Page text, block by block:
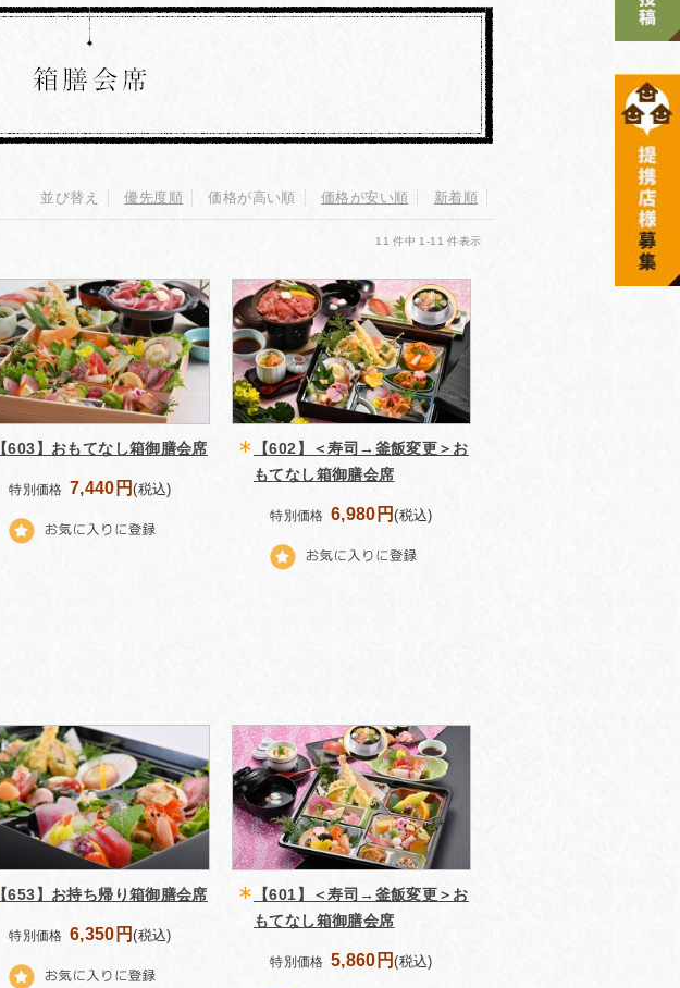
並び替え 優先度順 価格が高い順 価格が安い順 新着順
11 件中 1-11 件表示
【603】おもてなし箱御膳会席
特別価格 7,440円(税込)
【602】＜寿司→釜飯変更＞お
もてなし箱御膳会席
特別価格 6,980円(税込)
【653】お持ち帰り箱御膳会席
特別価格 6,350円(税込)
【601】＜寿司→釜飯変更＞お
もてなし箱御膳会席
特別価格 5,860円(税込)